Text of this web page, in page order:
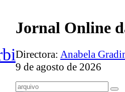
Jornal Online
Directora: Anabela
9 de agosto de 2026